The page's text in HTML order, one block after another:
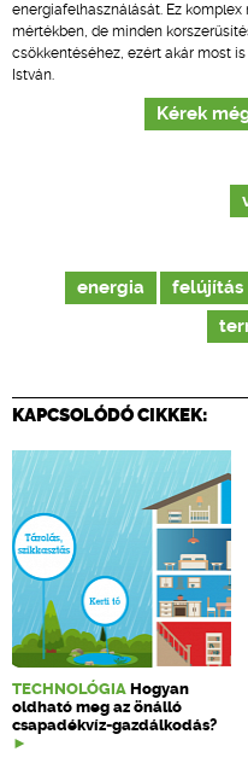
energiafelhasználását. Ez
mértékben, de minden
csökkentéséhez, ezért akár most
István.
Kérek
energia felújítás
KAPCSOLÓDÓ CIKKEK:
TECHNOLÓGIA Hogyan
oldható meg az önálló
csapadékvíz-gazdálkodás?